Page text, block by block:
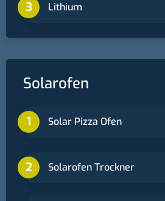
Lithium
Solarofen
Solar Pizza Ofen
Solarofen Trockner